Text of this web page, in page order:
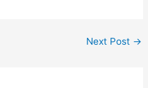
Next Post →